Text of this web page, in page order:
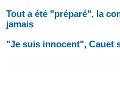
Tout a été "préparé", la
jamais
"Je suis innocent", Cauet